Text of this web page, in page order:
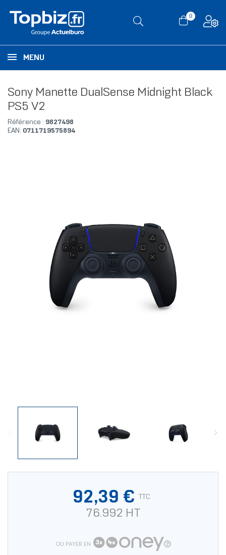
0
MENU
Sony Manette DualSense Midnight Black
PS5 V2
Référence : 9827498
EAN: 0711719575894
92,39 € TTC
76.992 HT
OU PAYER EN